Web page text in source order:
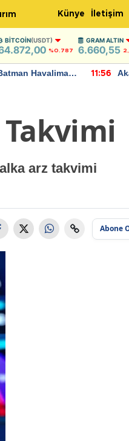
Künye İletişim
BITCOIN(USDT)
%0.787
GRAM ALTIN
6.660,55
Havalimanı
11:56
arz takvimi
Abone